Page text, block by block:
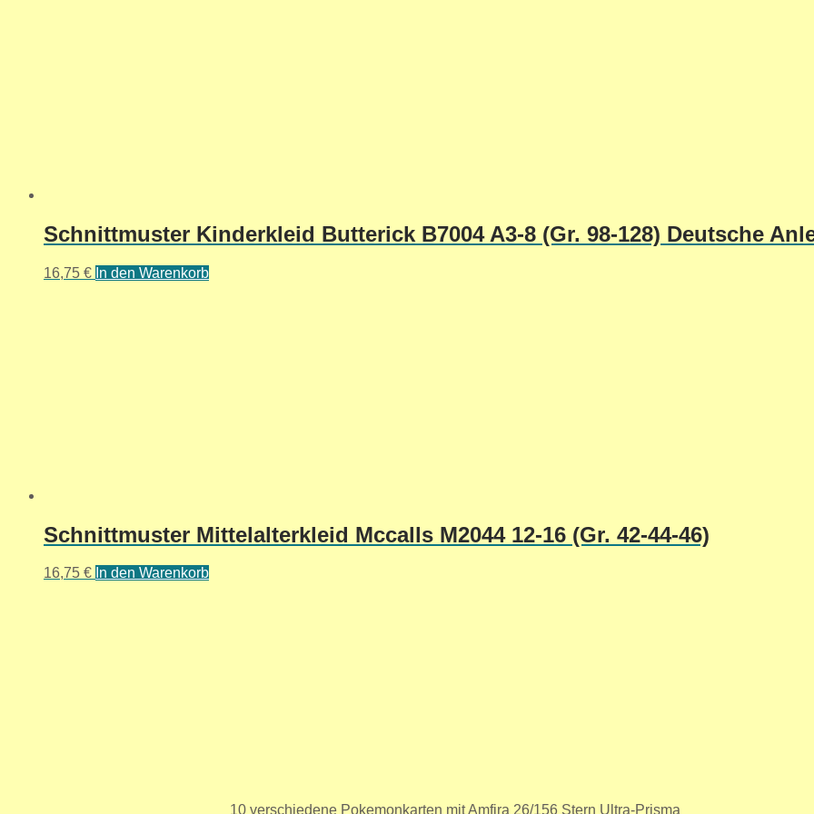
Schnittmuster Kinderkleid Butterick B7004 A3-8 (Gr. 98-128) Deutsche
16,75 € In den Warenkorb
Schnittmuster Mittelalterkleid Mccalls M2044 12-16 (Gr. 42-44-46)
16,75 € In den Warenkorb
10 verschiedene Pokemonkarten mit Amfira 26/156 Stern Ultra-Prisma